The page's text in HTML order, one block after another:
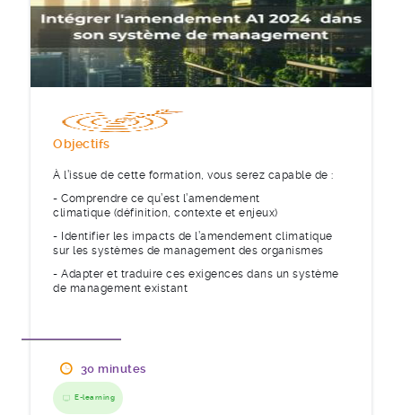
Objectifs
À l’issue de cette formation, vous serez capable de :
- Comprendre ce qu’est l’amendement
climatique (définition, contexte et enjeux)
- Identifier les impacts de l’amendement climatique
sur les systèmes de management des organismes
- Adapter et traduire ces exigences dans un système
de management existant
30 minutes
E-learning